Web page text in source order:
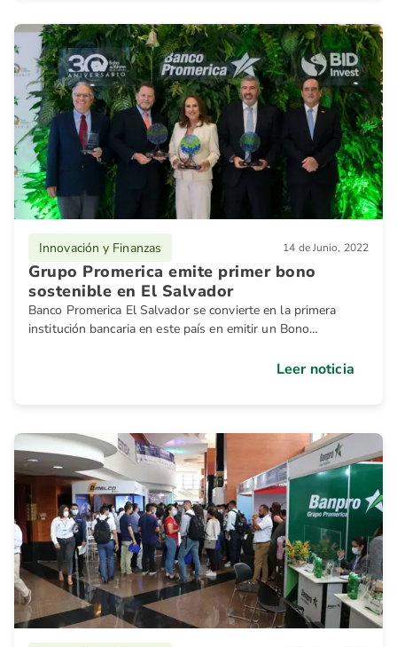
Innovación y Finanzas 14 de Junio, 2022
Grupo Promerica emite primer bono
sostenible en El Salvador
Banco Promerica El Salvador se convierte en la primera
institución bancaria en este país en emitir un Bono
Leer noticia